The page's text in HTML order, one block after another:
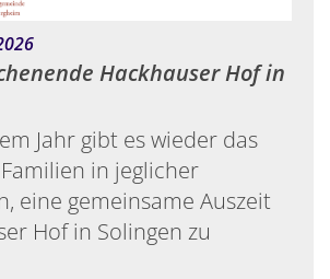
:
Hackhauser Hof in
Jahr gibt es wieder das
in jeglicher
eine gemeinsame Auszeit
Hof in Solingen zu